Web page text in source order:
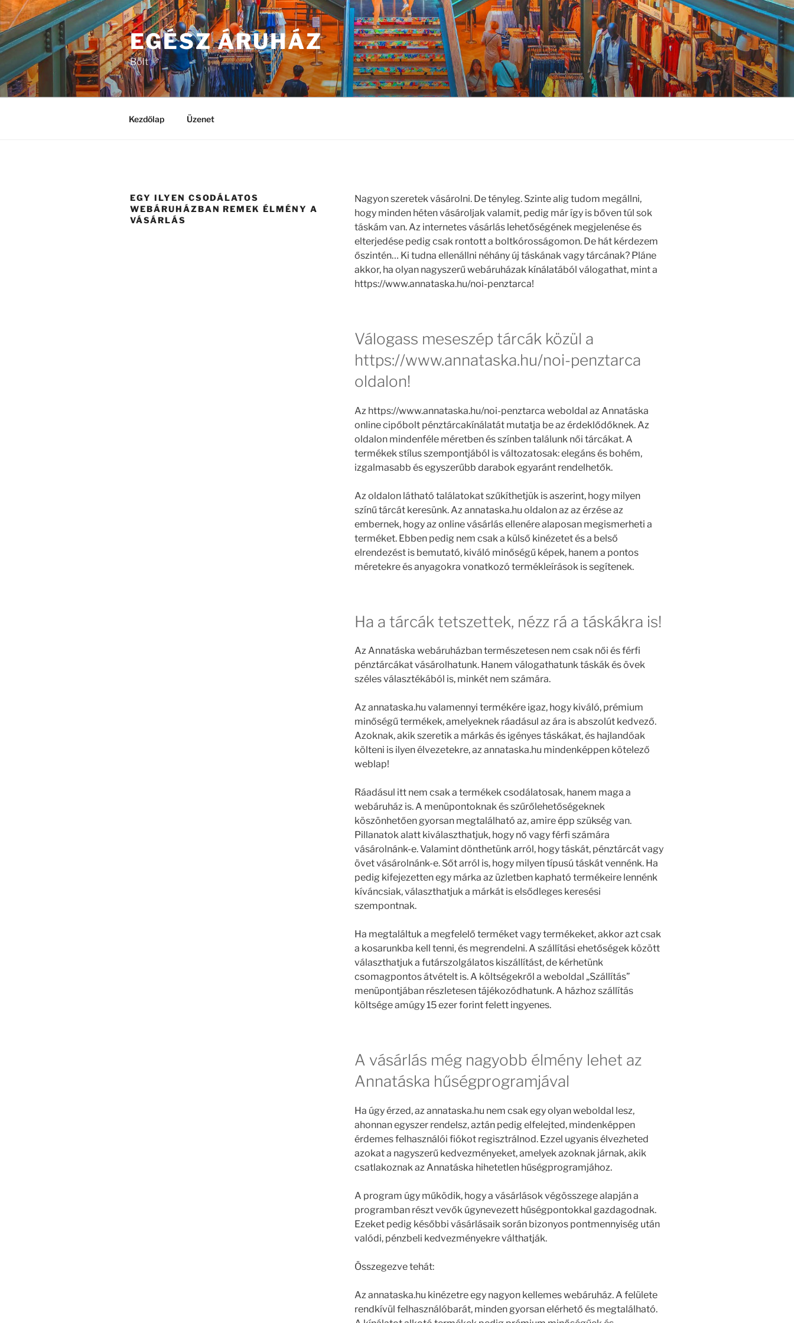
Tartalomhoz
EGÉSZ ÁRUHÁZ
Bolt
Kezdőlap Üzenet
EGY ILYEN CSODÁLATOS
WEBÁRUHÁZBAN REMEK ÉLMÉNY A
VÁSÁRLÁS
Nagyon szeretek vásárolni. De tényleg. Szinte alig tudom megállni,
hogy minden héten vásároljak valamit, pedig már így is bőven túl sok
táskám van. Az internetes vásárlás lehetőségének megjelenése és
elterjedése pedig csak rontott a boltkórosságomon. De hát kérdezem
őszintén… Ki tudna ellenállni néhány új táskának vagy tárcának? Pláne
akkor, ha olyan nagyszerű webáruházak kínálatából válogathat, mint a
https://www.annataska.hu/noi-penztarca!
Válogass meseszép tárcák közül a
https://www.annataska.hu/noi-penztarca
oldalon!
Az https://www.annataska.hu/noi-penztarca weboldal az Annatáska
online cipőbolt pénztárcakínálatát mutatja be az érdeklődőknek. Az
oldalon mindenféle méretben és színben találunk női tárcákat. A
termékek stílus szempontjából is változatosak: elegáns és bohém,
izgalmasabb és egyszerűbb darabok egyaránt rendelhetők.
Az oldalon látható találatokat szűkíthetjük is aszerint, hogy milyen
színű tárcát keresünk. Az annataska.hu oldalon az az érzése az
embernek, hogy az online vásárlás ellenére alaposan megismerheti a
terméket. Ebben pedig nem csak a külső kinézetet és a belső
elrendezést is bemutató, kiváló minőségű képek, hanem a pontos
méretekre és anyagokra vonatkozó termékleírások is segítenek.
Ha a tárcák tetszettek, nézz rá a táskákra is!
Az Annatáska webáruházban természetesen nem csak női és férfi
pénztárcákat vásárolhatunk. Hanem válogathatunk táskák és övek
széles választékából is, minkét nem számára.
Az annataska.hu valamennyi termékére igaz, hogy kiváló, prémium
minőségű termékek, amelyeknek ráadásul az ára is abszolút kedvező.
Azoknak, akik szeretik a márkás és igényes táskákat, és hajlandóak
költeni is ilyen élvezetekre, az annataska.hu mindenképpen kötelező
weblap!
Ráadásul itt nem csak a termékek csodálatosak, hanem maga a
webáruház is. A menüpontoknak és szűrőlehetőségeknek
köszönhetően gyorsan megtalálható az, amire épp szükség van.
Pillanatok alatt kiválaszthatjuk, hogy nő vagy férfi számára
vásárolnánk-e. Valamint dönthetünk arról, hogy táskát, pénztárcát vagy
övet vásárolnánk-e. Sőt arról is, hogy milyen típusú táskát vennénk. Ha
pedig kifejezetten egy márka az üzletben kapható termékeire lennénk
kíváncsiak, választhatjuk a márkát is elsődleges keresési
szempontnak.
Ha megtaláltuk a megfelelő terméket vagy termékeket, akkor azt csak
a kosarunkba kell tenni, és megrendelni. A szállítási ehetőségek között
választhatjuk a futárszolgálatos kiszállítást, de kérhetünk
csomagpontos átvételt is. A költségekről a weboldal „Szállítás”
menüpontjában részletesen tájékozódhatunk. A házhoz szállítás
költsége amúgy 15 ezer forint felett ingyenes.
A vásárlás még nagyobb élmény lehet az
Annatáska hűségprogramjával
Ha úgy érzed, az annataska.hu nem csak egy olyan weboldal lesz,
ahonnan egyszer rendelsz, aztán pedig elfelejted, mindenképpen
érdemes felhasználói fiókot regisztrálnod. Ezzel ugyanis élvezheted
azokat a nagyszerű kedvezményeket, amelyek azoknak járnak, akik
csatlakoznak az Annatáska hihetetlen hűségprogramjához.
A program úgy működik, hogy a vásárlások végösszege alapján a
programban részt vevők úgynevezett hűségpontokkal gazdagodnak.
Ezeket pedig későbbi vásárlásaik során bizonyos pontmennyiség után
valódi, pénzbeli kedvezményekre válthatják.
Összegezve tehát:
Az annataska.hu kinézetre egy nagyon kellemes webáruház. A felülete
rendkívül felhasználóbarát, minden gyorsan elérhető és megtalálható.